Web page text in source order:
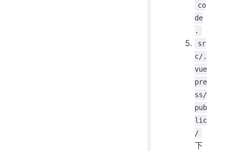
co
de
.
sr
c/.
vue
pre
ss/
pub
lic
/
下